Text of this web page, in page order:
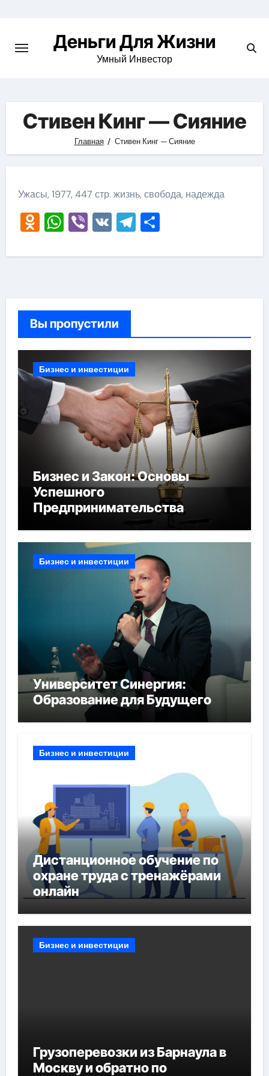
содержимомуДеньги Для Жизни
Умный Инвестор
Стивен Кинг — Сияние
Главная Стивен Кинг — Сияние
Ужасы, 1977, 447 стр. жизнь, свобода, надежда
Odnoklassniki
WhatsApp
Viber
VKTelegram
Отправить
Вы пропустили
Бизнес и инвестиции
Бизнес и Закон: Основы
Успешного
Предпринимательства
Бизнес и инвестиции
Университет Синергия:
Образование для Будущего
Бизнес и инвестиции
Дистанционное обучение по
охране труда с тренажёрами
онлайн
Бизнес и инвестиции
Грузоперевозки из Барнаула в
Москву и обратно по